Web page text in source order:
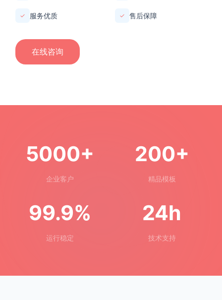
✓ 服务优质 ✓ 售后保障
在线咨询
5000+
企业客户
200+
精品模板
99.9%
运行稳定
24h
技术支持